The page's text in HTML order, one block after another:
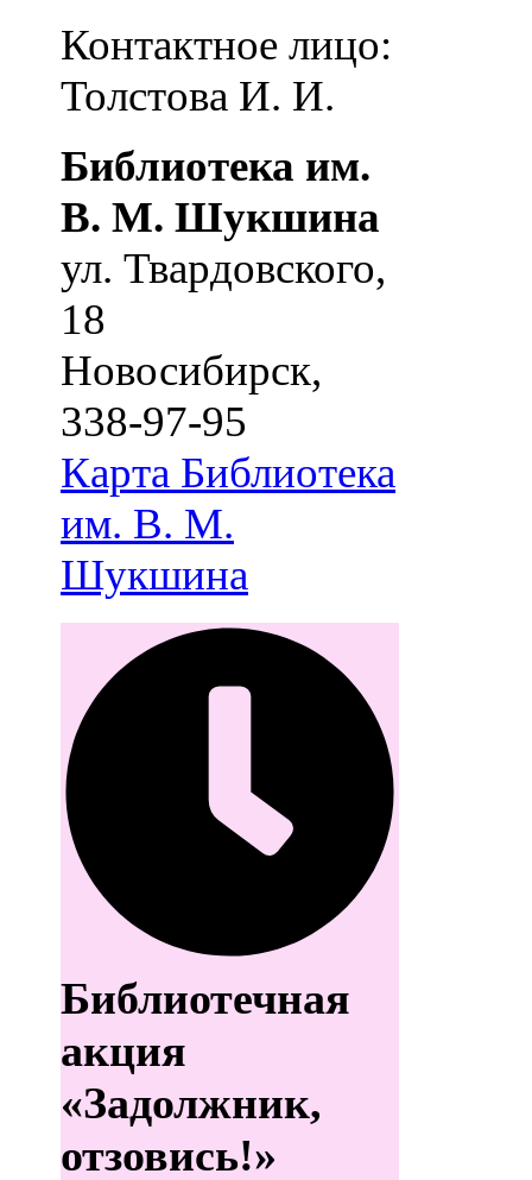
Контактное лицо:
Толстова И. И.
Библиотека им.
В. М. Шукшина
ул. Твардовского,
18
Новосибирск,
338-97-95
Карта Библиотека
им. В. М.
Шукшина
Библиотечная
акция
«Задолжник,
отзовись!»